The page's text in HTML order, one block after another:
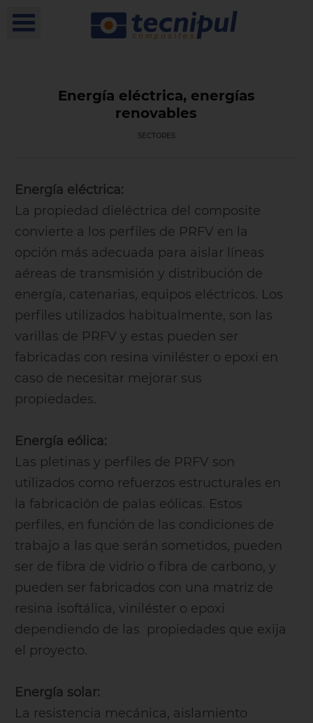
Energía eléctrica, energías
renovables
SECTORES
Energía eléctrica:
La propiedad dieléctrica del composite
convierte a los perfiles de PRFV en la
opción más adecuada para aislar líneas
aéreas de transmisión y distribución de
energía, catenarias, equipos eléctricos. Los
perfiles utilizados habitualmente, son las
varillas de PRFV y estas pueden ser
fabricadas con resina viniléster o epoxi en
caso de necesitar mejorar sus
propiedades.
Energía eólica:
Las pletinas y perfiles de PRFV son
utilizados como refuerzos estructurales en
la fabricación de palas eólicas. Estos
perfiles, en función de las condiciones de
trabajo a las que serán sometidos, pueden
ser de fibra de vidrio o fibra de carbono, y
pueden ser fabricados con una matriz de
resina isoftálica, viniléster o epoxi
dependiendo de las propiedades que exija
el proyecto.
Energía solar:
La resistencia mecánica, aislamiento